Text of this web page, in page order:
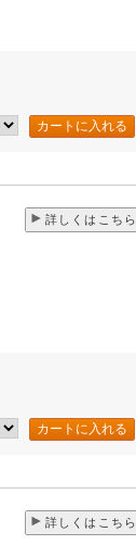
詳しくはこちら
詳しくはこちら